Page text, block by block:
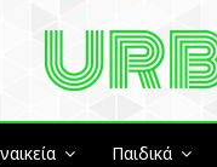
Παιδικά